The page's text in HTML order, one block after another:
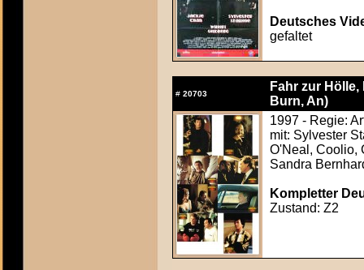
Deutsches
gefaltet
# 20703
Fahr zur
Burn, An)
1997 - Regie:
mit: Sylvester
O'Neal, Coolio,
Sandra
Kompletter
Zustand: Z2